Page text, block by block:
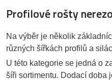
Profilové rošty
Na výběr je několik
různých šířkách profilů a
U této kategorie se jedná o
šíři sortimentu. Dodací doba